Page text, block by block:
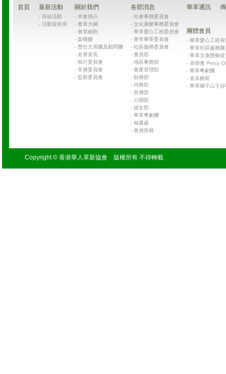
首頁 最新活動
- 班組活動
- 活動室租用
關於我們
- 本會簡介
- 會章大綱
- 會章細則
- 架構圖
- 歷任主席團及顧問團
- 名譽首長
- 執行委員會
- 常務委員會
- 監察委員會
各部消息
- 社會事務委員會
- 文化康樂事務委員會
- 華革愛心工程委員會
- 青年華革委員會
- 社區服務委員會
- 會員部
- 地區事務部
- 會產管理部
- 財務部
- 內務部
- 宣傳部
- 公關部
- 婦女部
- 華革粵劇團
- 秘書處
- 會員投稿
華革通訊
團體會員
- 華革愛心工程
- 華革社區服務
- 華革文康體藝促
- 卓師會 Percy
- 華革粵劇團
- 姿采藝苑
- 華革獅子山下
Copyright © 香港華人革新協會 版權所有 不得轉載